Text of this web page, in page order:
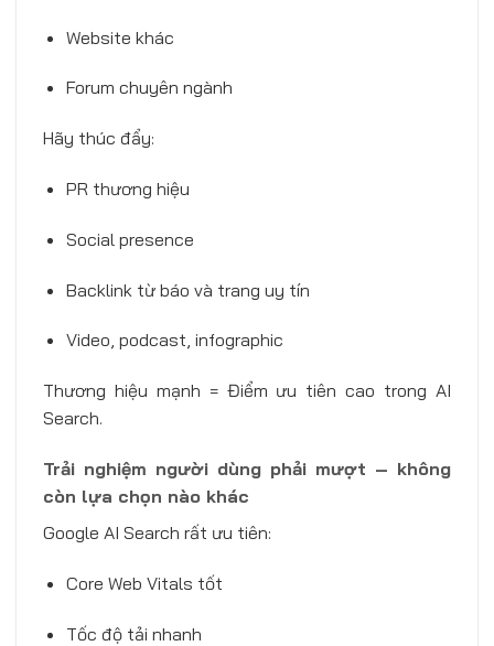
Website khác
Forum chuyên ngành
Hãy thúc đẩy:
PR thương hiệu
Social presence
Backlink từ báo và trang uy tín
Video, podcast, infographic
Thương hiệu mạnh = Điểm ưu tiên cao trong AI
Search.
Trải nghiệm người dùng phải mượt – không
còn lựa chọn nào khác
Google AI Search rất ưu tiên:
Core Web Vitals tốt
Tốc độ tải nhanh